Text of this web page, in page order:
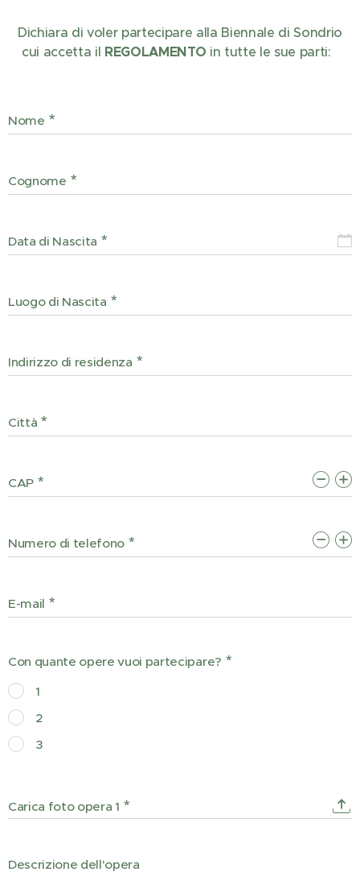
Dichiara di voler partecipare alla Biennale di Sondrio
cui accetta il REGOLAMENTO in tutte le sue parti:
Nome
Cognome
Data di Nascita
Luogo di Nascita
Indirizzo di residenza
Città
CAP
Numero di telefono
E-mail
Con quante opere vuoi partecipare?
1
2
3
Carica foto opera 1
Descrizione dell'opera